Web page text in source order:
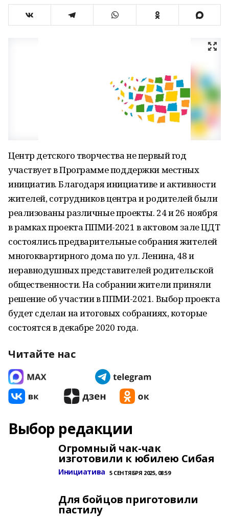
Центр детского творчества не первый год
участвует в Программе поддержки местных
инициатив. Благодаря инициативе и активности
жителей, сотрудников центра и родителей были
реализованы различные проекты. 24 и 26 ноября
в рамках проекта ППМИ-2021 в актовом зале ЦДТ
состоялись предварительные собрания жителей
многоквартирного дома по ул. Ленина, 48 и
неравнодушных представителей родительской
общественности. На собрании жители приняли
решение об участии в ППМИ-2021. Выбор проекта
будет сделан на итоговых собраниях, которые
состоятся в декабре 2020 года.
Читайте нас
Выбор редакции
Огромный чак-чак
изготовили к юбилею Сибая
Инициатива 5 СЕНТЯБРЯ 2025, 08:59
Для бойцов приготовили
пастилу